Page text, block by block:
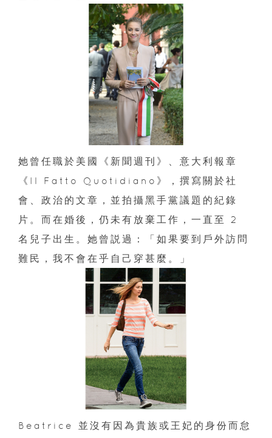
她曾任職於美國《新聞週刊》、意大利報章
《Il Fatto Quotidiano》，撰寫關於社
會、政治的文章，並拍攝黑手黨議題的紀錄
片。而在婚後，仍未有放棄工作，一直至 2
名兒子出生。她曾説過：「如果要到戶外訪問
難民，我不會在乎自己穿甚麼。」
Beatrice 並沒有因為貴族或王妃的身份而怠